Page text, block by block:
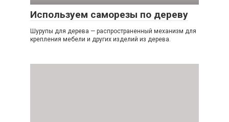
Используем саморезы по дереву
Шурупы для дерева — распространенный механизм для
крепления мебели и других изделий из дерева.